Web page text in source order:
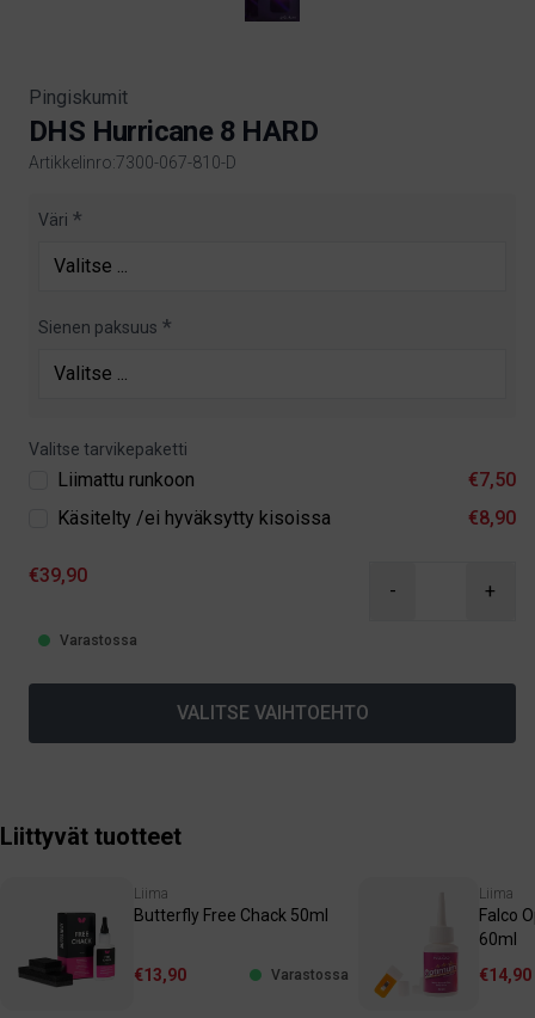
Pingiskumit
DHS Hurricane 8 HARD
Artikkelinro:7300-067-810-D
Väri
Sienen paksuus
Valitse tarvikepaketti
Liimattu runkoon
€7,50
Käsitelty /ei hyväksytty kisoissa
€8,90
€39,90
- +
Varastossa
VALITSE VAIHTOEHTO
Liittyvät tuotteet
Liima
Butterfly Free Chack 50ml
€13,90 Varastossa
Liima
Falco
60ml
€14,90